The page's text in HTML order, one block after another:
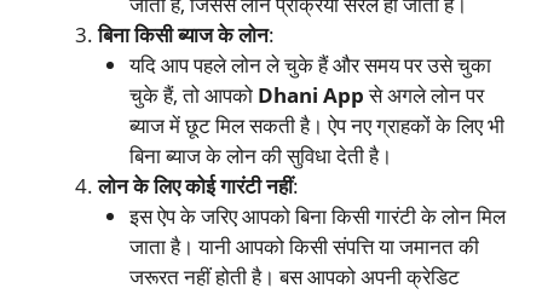
बिना किसी ब्याज के लोन:
यदि आप पहले लोन ले चुके हैं और समय पर उसे चुका
चुके हैं, तो आपको Dhani Appसे अगले लोन पर
ब्याज में छूट मिल सकती है। ऐप नए ग्राहकों के लिए भी
बिना ब्याज के लोन की सुविधा देती है।
लोन के लिए कोई गारंटी नहीं:
इस ऐप के जरिए आपको बिना किसी गारंटी के लोन मिल
जाता है। यानी आपको किसी संपत्ति या जमानत की
जरूरत नहीं होती है। बस आपको अपनी क्रेडिट